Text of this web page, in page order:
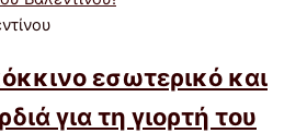
εσωτερικό και
για τη γιορτή του